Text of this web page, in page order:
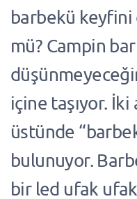
barbekü keyfini
mü? Campin
içine taşıyor.
üstünde
bulunuyor.
bir led ufak